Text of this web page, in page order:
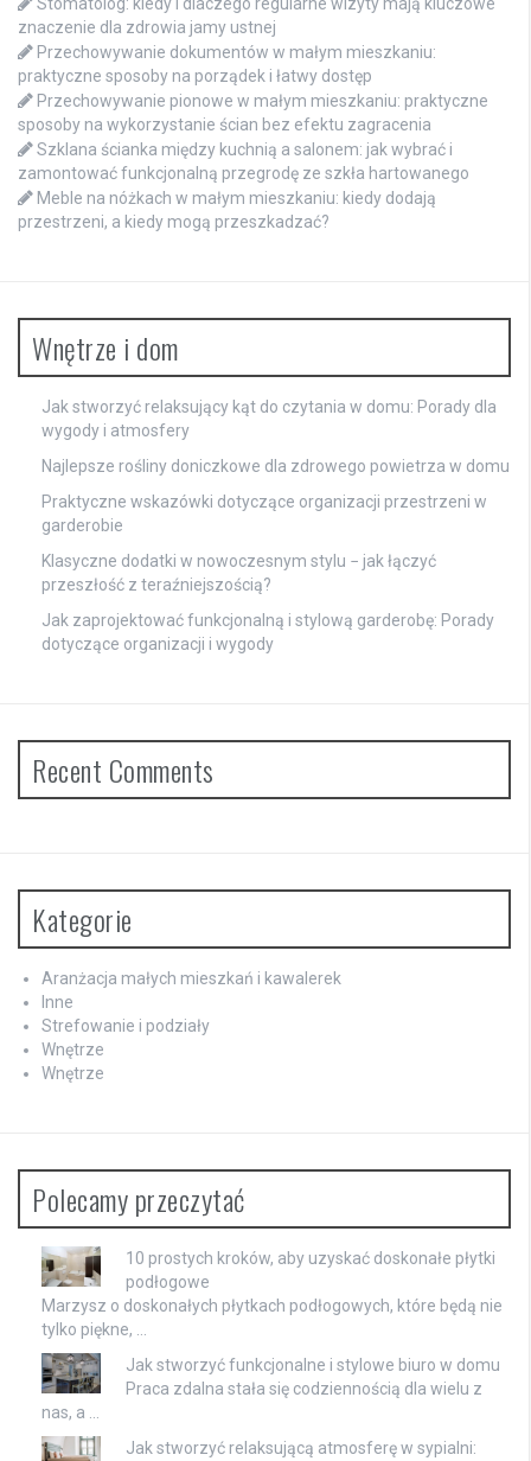
Stomatolog: kiedy i dlaczego regularne wizyty mają kluczowe
znaczenie dla zdrowia jamy ustnej
Przechowywanie dokumentów w małym mieszkaniu:
praktyczne sposoby na porządek i łatwy dostęp
Przechowywanie pionowe w małym mieszkaniu: praktyczne
sposoby na wykorzystanie ścian bez efektu zagracenia
Szklana ścianka między kuchnią a salonem: jak wybrać i
zamontować funkcjonalną przegrodę ze szkła hartowanego
Meble na nóżkach w małym mieszkaniu: kiedy dodają
przestrzeni, a kiedy mogą przeszkadzać?
Wnętrze i dom
Jak stworzyć relaksujący kąt do czytania w domu: Porady dla
wygody i atmosfery
Najlepsze rośliny doniczkowe dla zdrowego powietrza w domu
Praktyczne wskazówki dotyczące organizacji przestrzeni w
garderobie
Klasyczne dodatki w nowoczesnym stylu − jak łączyć
przeszłość z teraźniejszością?
Jak zaprojektować funkcjonalną i stylową garderobę: Porady
dotyczące organizacji i wygody
Recent Comments
Kategorie
Aranżacja małych mieszkań i kawalerek
Inne
Strefowanie i podziały
Wnętrze
Wnętrze
Polecamy przeczytać
10 prostych kroków, aby uzyskać doskonałe płytki
podłogowe
Marzysz o doskonałych płytkach podłogowych, które będą nie
tylko piękne, …
Jak stworzyć funkcjonalne i stylowe biuro w domu
Praca zdalna stała się codziennością dla wielu z
nas, a …
Jak stworzyć relaksującą atmosferę w sypialni: